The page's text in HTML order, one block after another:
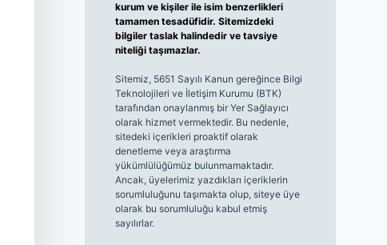
kurum ve kişiler ile isim benzerlikleri
tamamen tesadüfidir. Sitemizdeki
bilgiler taslak halindedir ve tavsiye
niteliği taşımazlar.
Sitemiz, 5651 Sayılı Kanun gereğince Bilgi
Teknolojileri ve İletişim Kurumu (BTK)
tarafından onaylanmış bir Yer Sağlayıcı
olarak hizmet vermektedir. Bu nedenle,
sitedeki içerikleri proaktif olarak
denetleme veya araştırma
yükümlülüğümüz bulunmamaktadır.
Ancak, üyelerimiz yazdıkları içeriklerin
sorumluluğunu taşımakta olup, siteye üye
olarak bu sorumluluğu kabul etmiş
sayılırlar.